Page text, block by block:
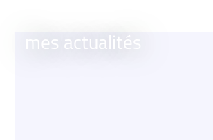
mes actualités